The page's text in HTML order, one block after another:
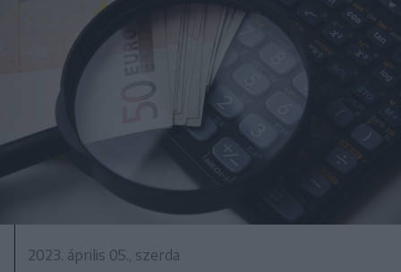
2023. április 05., szerda